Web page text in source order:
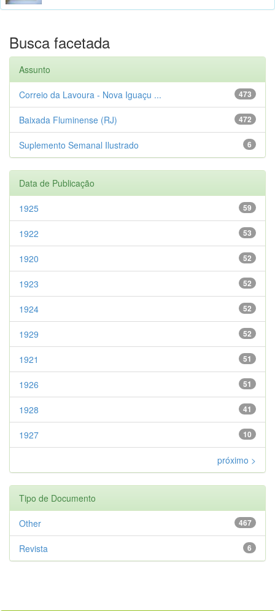
Busca facetada
Assunto
473
Correio da Lavoura - Nova Iguaçu ...
472
Baixada Fluminense (RJ)
6
Suplemento Semanal Ilustrado
Data de Publicação
59
1925
53
1922
52
1920
52
1923
52
1924
52
1929
51
1921
51
1926
41
1928
10
1927
próximo >
Tipo de Documento
467
Other
6
Revista